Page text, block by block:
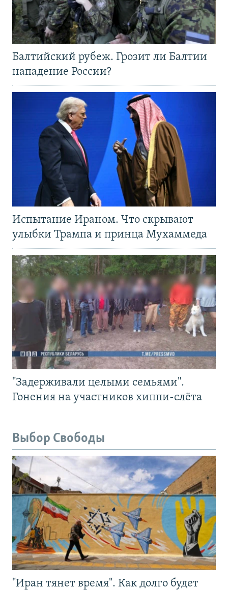
Балтийский рубеж. Грозит ли Балтии
нападение России?
Испытание Ираном. Что скрывают
улыбки Трампа и принца Мухаммеда
"Задерживали целыми семьями".
Гонения на участников хиппи-слёта
Выбор Свободы
"Иран тянет время". Как долго будет